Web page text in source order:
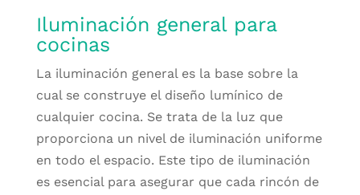
Iluminación general para
cocinas
La iluminación general es la base sobre la
cual se construye el diseño lumínico de
cualquier cocina. Se trata de la luz que
proporciona un nivel de iluminación uniforme
en todo el espacio. Este tipo de iluminación
es esencial para asegurar que cada rincón de